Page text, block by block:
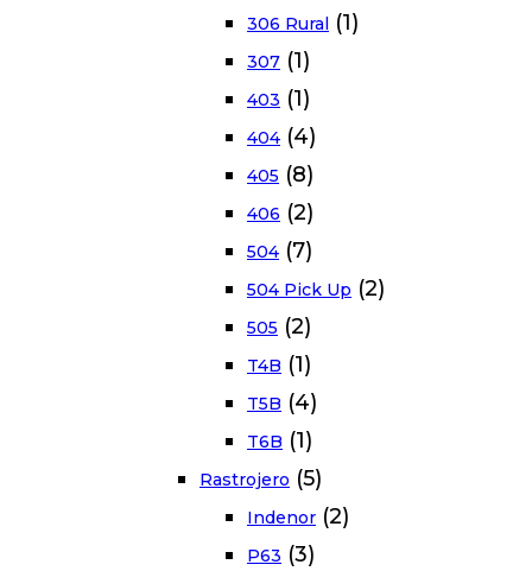
306 Rural (1)
307 (1)
403 (1)
404 (4)
405 (8)
406 (2)
504 (7)
504 Pick Up (2)
505 (2)
T4B (1)
T5B (4)
T6B (1)
Rastrojero (5)
Indenor (2)
P63 (3)